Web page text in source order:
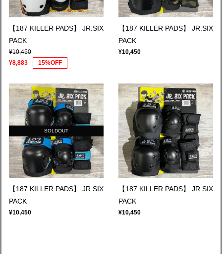
【187 KILLER PADS】 JR.SIX
PACK
¥10,450
¥8,883
15%OFF
【187 KILLER PADS】 JR.SIX
PACK
¥10,450
SOLDOUT
【187 KILLER PADS】 JR.SIX
PACK
¥10,450
【187 KILLER PADS】 JR.SIX
PACK
¥10,450